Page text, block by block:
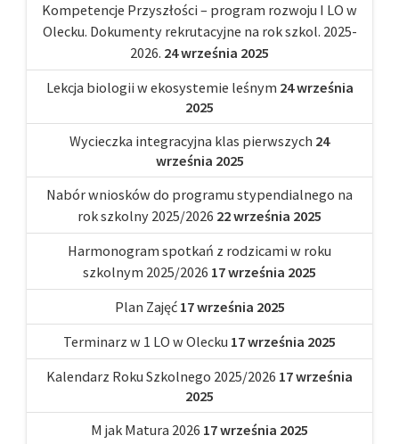
Kompetencje Przyszłości – program rozwoju I LO w
Olecku. Dokumenty rekrutacyjne na rok szkol. 2025-
2026. 24 września 2025
Lekcja biologii w ekosystemie leśnym 24 września
2025
Wycieczka integracyjna klas pierwszych 24
września 2025
Nabór wniosków do programu stypendialnego na
rok szkolny 2025/2026 22 września 2025
Harmonogram spotkań z rodzicami w roku
szkolnym 2025/2026 17 września 2025
Plan Zajęć 17 września 2025
Terminarz w 1 LO w Olecku 17 września 2025
Kalendarz Roku Szkolnego 2025/2026 17 września
2025
M jak Matura 2026 17 września 2025